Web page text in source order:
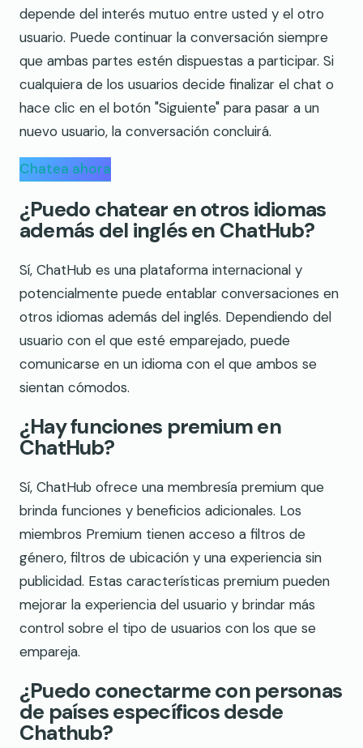
depende del interés mutuo entre usted y el otro
usuario. Puede continuar la conversación siempre
que ambas partes estén dispuestas a participar. Si
cualquiera de los usuarios decide finalizar el chat o
hace clic en el botón "Siguiente" para pasar a un
nuevo usuario, la conversación concluirá.
Chatea ahora
¿Puedo chatear en otros idiomas
además del inglés en ChatHub?
Sí, ChatHub es una plataforma internacional y
potencialmente puede entablar conversaciones en
otros idiomas además del inglés. Dependiendo del
usuario con el que esté emparejado, puede
comunicarse en un idioma con el que ambos se
sientan cómodos.
¿Hay funciones premium en
ChatHub?
Sí, ChatHub ofrece una membresía premium que
brinda funciones y beneficios adicionales. Los
miembros Premium tienen acceso a filtros de
género, filtros de ubicación y una experiencia sin
publicidad. Estas características premium pueden
mejorar la experiencia del usuario y brindar más
control sobre el tipo de usuarios con los que se
empareja.
¿Puedo conectarme con personas
de países específicos desde
Chathub?